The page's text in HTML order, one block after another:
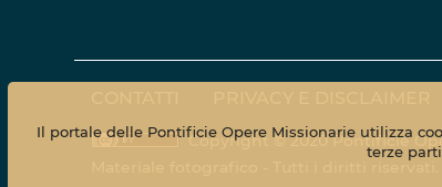
Copyright © 2020 Pontificie
Materiale fotografico - Tutti i diritti
Il portale delle Pontificie Opere Missionarie utilizza
terze